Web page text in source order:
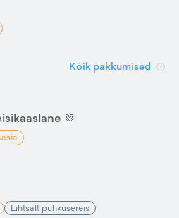
Kõik pakkumised
🫶
Lihtsalt puhkusereis